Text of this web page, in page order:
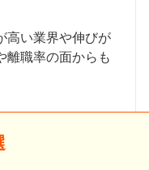
高い業界や伸びが
離職率の面からも